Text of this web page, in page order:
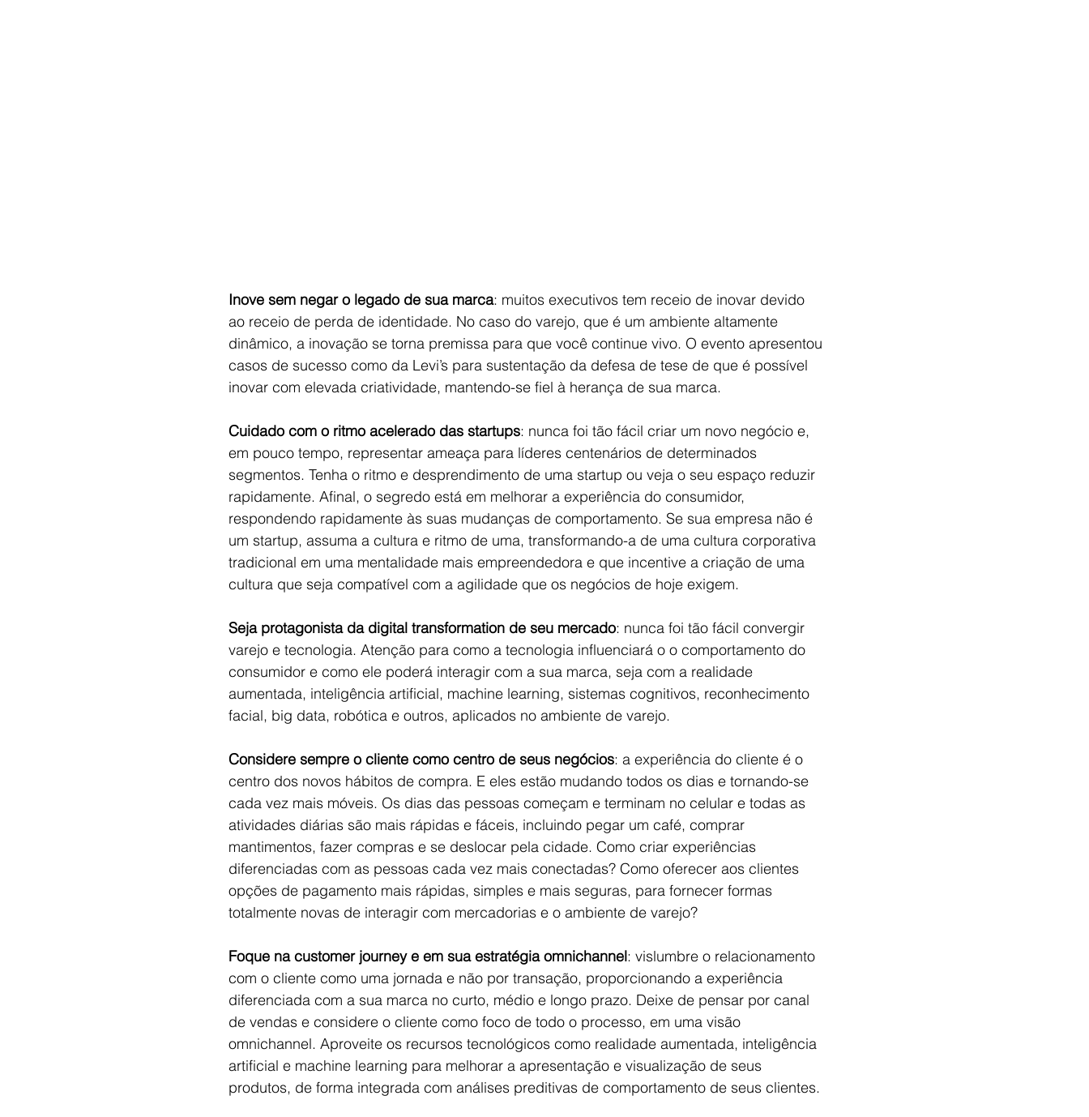
Inove sem negar o legado de sua marca: muitos executivos tem receio de inovar devido
ao receio de perda de identidade. No caso do varejo, que é um ambiente altamente
dinâmico, a inovação se torna premissa para que você continue vivo. O evento apresentou
casos de sucesso como da Levi’s para sustentação da defesa de tese de que é possível
inovar com elevada criatividade, mantendo-se fiel à herança de sua marca.
Cuidado com o ritmo acelerado das startups: nunca foi tão fácil criar um novo negócio e,
em pouco tempo, representar ameaça para líderes centenários de determinados
segmentos. Tenha o ritmo e desprendimento de uma startup ou veja o seu espaço reduzir
rapidamente. Afinal, o segredo está em melhorar a experiência do consumidor,
respondendo rapidamente às suas mudanças de comportamento. Se sua empresa não é
um startup, assuma a cultura e ritmo de uma, transformando-a de uma cultura corporativa
tradicional em uma mentalidade mais empreendedora e que incentive a criação de uma
cultura que seja compatível com a agilidade que os negócios de hoje exigem.
Seja protagonista da digital transformation de seu mercado: nunca foi tão fácil convergir
varejo e tecnologia. Atenção para como a tecnologia influenciará o o comportamento do
consumidor e como ele poderá interagir com a sua marca, seja com a realidade
aumentada, inteligência artificial, machine learning, sistemas cognitivos, reconhecimento
facial, big data, robótica e outros, aplicados no ambiente de varejo.
Considere sempre o cliente como centro de seus negócios: a experiência do cliente é o
centro dos novos hábitos de compra. E eles estão mudando todos os dias e tornando-se
cada vez mais móveis. Os dias das pessoas começam e terminam no celular e todas as
atividades diárias são mais rápidas e fáceis, incluindo pegar um café, comprar
mantimentos, fazer compras e se deslocar pela cidade. Como criar experiências
diferenciadas com as pessoas cada vez mais conectadas? Como oferecer aos clientes
opções de pagamento mais rápidas, simples e mais seguras, para fornecer formas
totalmente novas de interagir com mercadorias e o ambiente de varejo?
Foque na customer journey e em sua estratégia omnichannel: vislumbre o relacionamento
com o cliente como uma jornada e não por transação, proporcionando a experiência
diferenciada com a sua marca no curto, médio e longo prazo. Deixe de pensar por canal
de vendas e considere o cliente como foco de todo o processo, em uma visão
omnichannel. Aproveite os recursos tecnológicos como realidade aumentada, inteligência
artificial e machine learning para melhorar a apresentação e visualização de seus
produtos, de forma integrada com análises preditivas de comportamento de seus clientes.